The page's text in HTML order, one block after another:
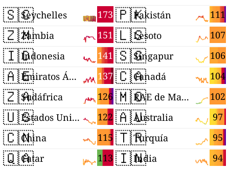
🇸🇨 173
Seychelles
🇿🇲 151
Zambia
🇮🇩 141
Indonesia
🇦🇪 137
Emiratos Árabes Unidos
🇿🇦 126
Sudáfrica
🇺🇸 122
Estados Unidos
🇨🇳 115
China
🇶🇦 113
Catar
🇵🇰 111
Pakistán
🇱🇸 107
Lesoto
🇸🇬 106
Singapur
🇨🇦 104
Canadá
🇲🇴 102
RAE de Macao (China)
🇦🇺 97
Australia
🇹🇷 95
Turquía
🇮🇳 94
India